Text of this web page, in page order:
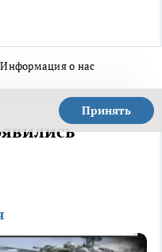
Информация о нас
Принять